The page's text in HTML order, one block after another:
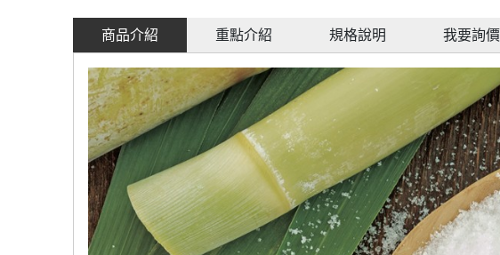
商品介紹 重點介紹 規格說明 我要詢價